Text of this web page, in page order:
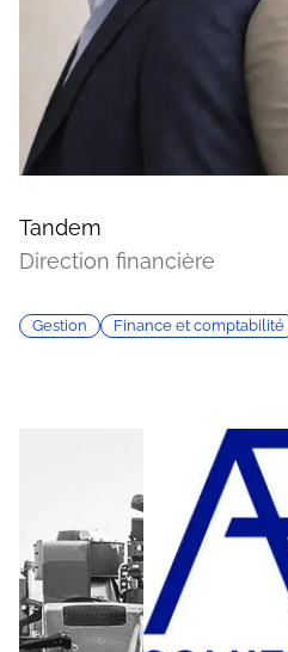
Tandem
Direction financière
Gestion Finance et comptabilité